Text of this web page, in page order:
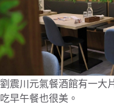
劉震川元氣餐酒館有一大
吃早午餐也很美。